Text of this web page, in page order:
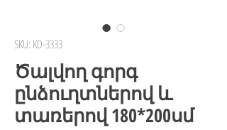
SKU: KD-3333
Ծալվող գորգ
ընձուղտներով և
տառերով 180*200սմ